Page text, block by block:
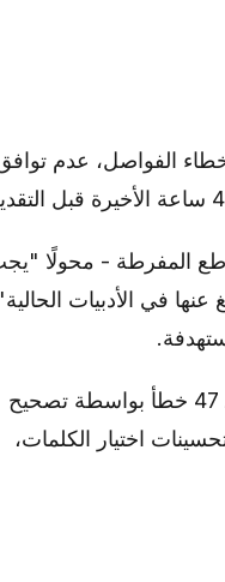
الفواصل، عدم
المفرطة - محولًا
في الأدبيات
اختبرنا كلا الوضعين على مخطوطة من 6000 كلمة في علم البيئة. تم التقاط 47 خطأ بواسطة تصحيح
الجمل، تحسينات اختيار الكلمات،